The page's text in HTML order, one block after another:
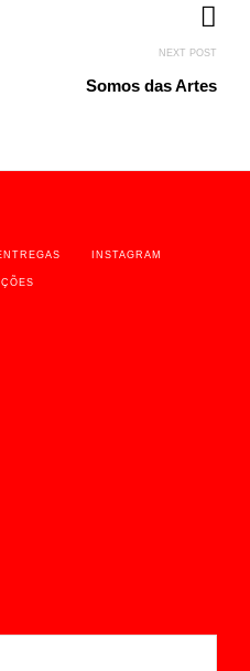
NEXT POST
Somos das Artes
INSTAGRAM